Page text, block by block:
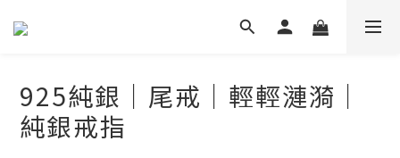
925純銀｜尾戒｜輕輕漣漪｜
純銀戒指